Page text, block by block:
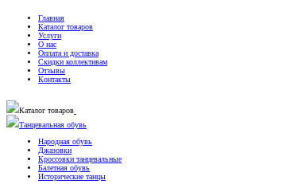
Главная
Каталог товаров
Услуги
О нас
Оплата и доставка
Скидки коллективам
Отзывы
Контакты
Каталог товаров
Танцевальная обувь
Народная обувь
Джазовки
Кроссовки танцевальные
Балетная обувь
Исторические танцы